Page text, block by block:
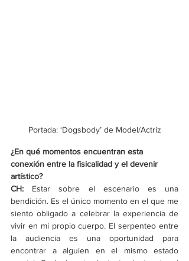
Portada: ‘Dogsbody’ de Model/Actriz
¿En qué momentos encuentran esta
conexión entre la fisicalidad y el devenir
artístico?
CH: Estar sobre el escenario es una
bendición. Es el único momento en el que me
siento obligado a celebrar la experiencia de
vivir en mi propio cuerpo. El serpenteo entre
la audiencia es una oportunidad para
encontrar a alguien en el mismo estado